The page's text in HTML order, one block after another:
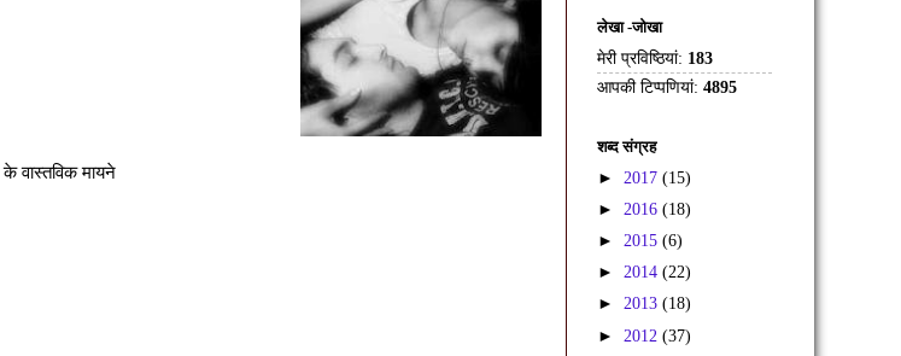
के वास्तविक मायने
लेखा -जोखा
मेरी प्रविष्ठियां: 183
आपकी टिप्पणियां: 4895
शब्द संग्रह
► 2017 (15)
► 2016 (18)
► 2015 (6)
► 2014 (22)
► 2013 (18)
► 2012 (37)